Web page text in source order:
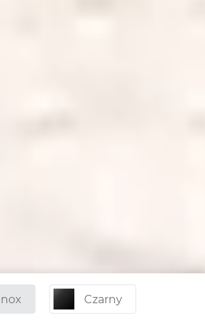
Inox Czarny